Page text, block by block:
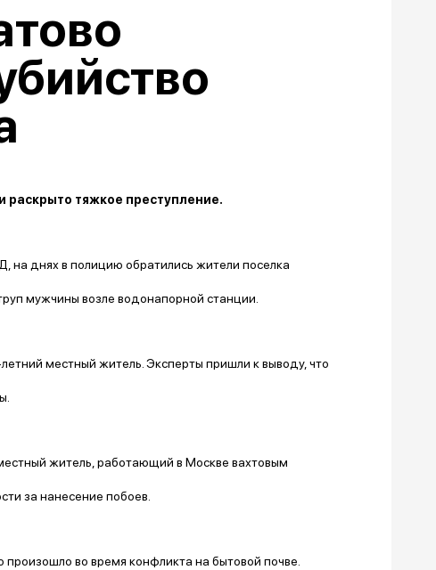
тяжкое преступление.
на днях в полицию обратились жители поселка
мужчины возле водонапорной станции.
местный житель. Эксперты пришли к выводу, что
житель, работающий в Москве вахтовым
за нанесение побоев.
произошло во время конфликта на бытовой почве.